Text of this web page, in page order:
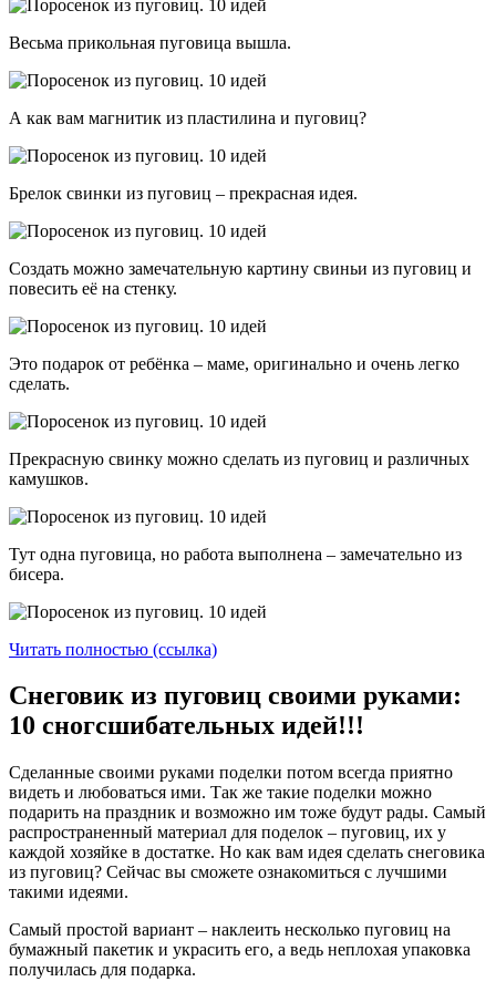
Весьма прикольная пуговица вышла.
А как вам магнитик из пластилина и пуговиц?
Брелок свинки из пуговиц – прекрасная идея.
Создать можно замечательную картину свиньи из пуговиц и
повесить её на стенку.
Это подарок от ребёнка – маме, оригинально и очень легко
сделать.
Прекрасную свинку можно сделать из пуговиц и различных
камушков.
Тут одна пуговица, но работа выполнена – замечательно из
бисера.
Читать полностью (ссылка)
Снеговик из пуговиц своими руками:
10 сногсшибательных идей!!!
Сделанные своими руками поделки потом всегда приятно
видеть и любоваться ими. Так же такие поделки можно
подарить на праздник и возможно им тоже будут рады. Самый
распространенный материал для поделок – пуговиц, их у
каждой хозяйке в достатке. Но как вам идея сделать снеговика
из пуговиц? Сейчас вы сможете ознакомиться с лучшими
такими идеями.
Самый простой вариант – наклеить несколько пуговиц на
бумажный пакетик и украсить его, а ведь неплохая упаковка
получилась для подарка.